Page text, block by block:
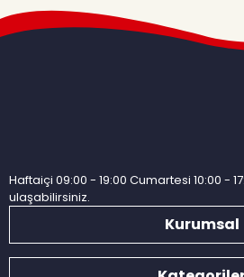
Haftaiçi 09:00 - 19:00 Cumartesi 10:00 -
ulaşabilirsiniz.
Kurumsal